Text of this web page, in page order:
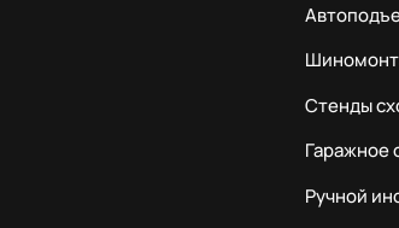
Стенды
Гаражное
Ручной